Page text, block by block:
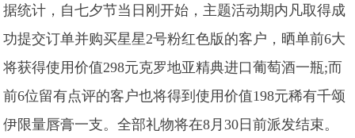
据统计，自七夕节当日刚开始，主题活动期内凡取得成
功提交订单并购买星星2号粉红色版的客户，晒单前6大
将获得使用价值298元克罗地亚精典进口葡萄酒一瓶;而
前6位留有点评的客户也将得到使用价值198元稀有千颂
伊限量唇膏一支。全部礼物将在8月30日前派发结束。